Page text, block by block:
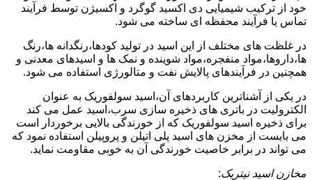
خود از ترکیب شیمیایی دی اکسید گوگرد و اکسیژن توسط فرآیند
تماس یا فرآیند محفظه ای ساخته می شود.
در غلظت های مختلف از این اسید در تولید کودها،رنگدانه ها،رنگ
ها،داروها،مواد منفجره،مواد شوینده و نمک ها و اسیدهای معدنی و
همچنین در فرآیندهای پالایش نفت و متالورژی استفاده می شود.
در یکی از آشناترین کاربردهای آن،اسید سولفوریک به عنوان
الکترولیت در باتری های ذخیره سازی سرب،اسید عمل می کند
برای ذخیره اسید سولفوریک که از خورندگی بالایی برخوردار است
می بایست از مخزن های اسید پلی اتیلن و پروپیلن استفاده نمود که
می تواند در برابر خاصیت خورندگی آن به خوبی مقاومت نماید.
مخازن اسید نیتریک: